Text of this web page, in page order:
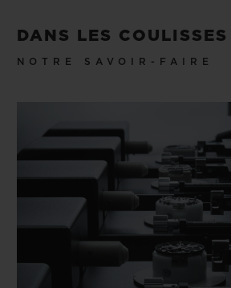
DANS LES COULISSES
NOTRE SAVOIR-FAIRE